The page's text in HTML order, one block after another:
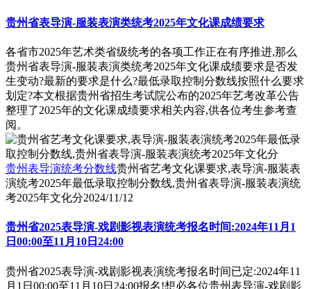
贵州省表导演-服装表演类统考2025年文化课成绩要求
各省市2025年艺术类省级统考的各项工作正在有序推进,那么
贵州省表导演-服装表演类统考2025年文化课成绩要求是否发
生变动?最新的要求是什么?最低录取控制分数线按照什么要求
划定?本文根据贵州省招生考试院公布的2025年艺考改革公告
整理了2025年的文化课成绩要求相关内容,供各位考生参考查
阅。
贵州表导演统考分数线贵州省艺考文化课要求,表导演-服装表
演统考2025年最低录取控制分数线,贵州省表导演-服装表演统
考2025年文化分2024/11/12
贵州省2025表导演-戏剧影视表演统考报名时间:2024年11月1
日00:00至11月10日24:00
贵州省2025表导演-戏剧影视表演统考报名时间已定:2024年11
月1日00:00至11月10日24:00报名!想必各位贵州表导演-戏剧影